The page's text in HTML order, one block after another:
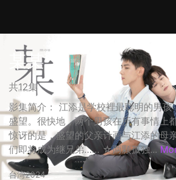
某某
共12集
影集简介： 江添是学校裡最聪明的男孩
盛望。很快地，两个男孩在所有事情上
惊讶的是，盛望的父亲计画与江添的母
们即将成为继兄弟…… ☆两颗孤独...
台湾2024